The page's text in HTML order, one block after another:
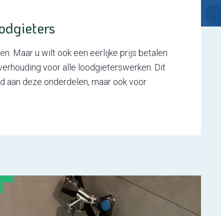
Maar u wilt ook een eerlijke prijs betalen
voor alle loodgieterswerken. Dit
aan deze onderdelen, maar ook voor